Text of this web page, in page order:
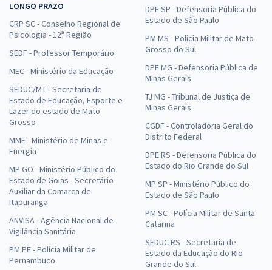
LONGO PRAZO
CRP SC - Conselho Regional de
Psicologia - 12ª Região
SEDF - Professor Temporário
MEC - Ministério da Educação
SEDUC/MT - Secretaria de
Estado de Educação, Esporte e
Lazer do estado de Mato
Grosso
MME - Ministério de Minas e
Energia
MP GO - Ministério Público do
Estado de Goiás - Secretário
Auxiliar da Comarca de
Itapuranga
ANVISA - Agência Nacional de
Vigilância Sanitária
PM PE - Polícia Militar de
Pernambuco
DPE SP - Defensoria Pública do
Estado de São Paulo
PM MS - Polícia Militar de Mato
Grosso do Sul
DPE MG - Defensoria Pública de
Minas Gerais
TJ MG - Tribunal de Justiça de
Minas Gerais
CGDF - Controladoria Geral do
Distrito Federal
DPE RS - Defensoria Pública do
Estado do Rio Grande do Sul
MP SP - Ministério Público do
Estado de São Paulo
PM SC - Polícia Militar de Santa
Catarina
SEDUC RS - Secretaria de
Estado da Educação do Rio
Grande do Sul